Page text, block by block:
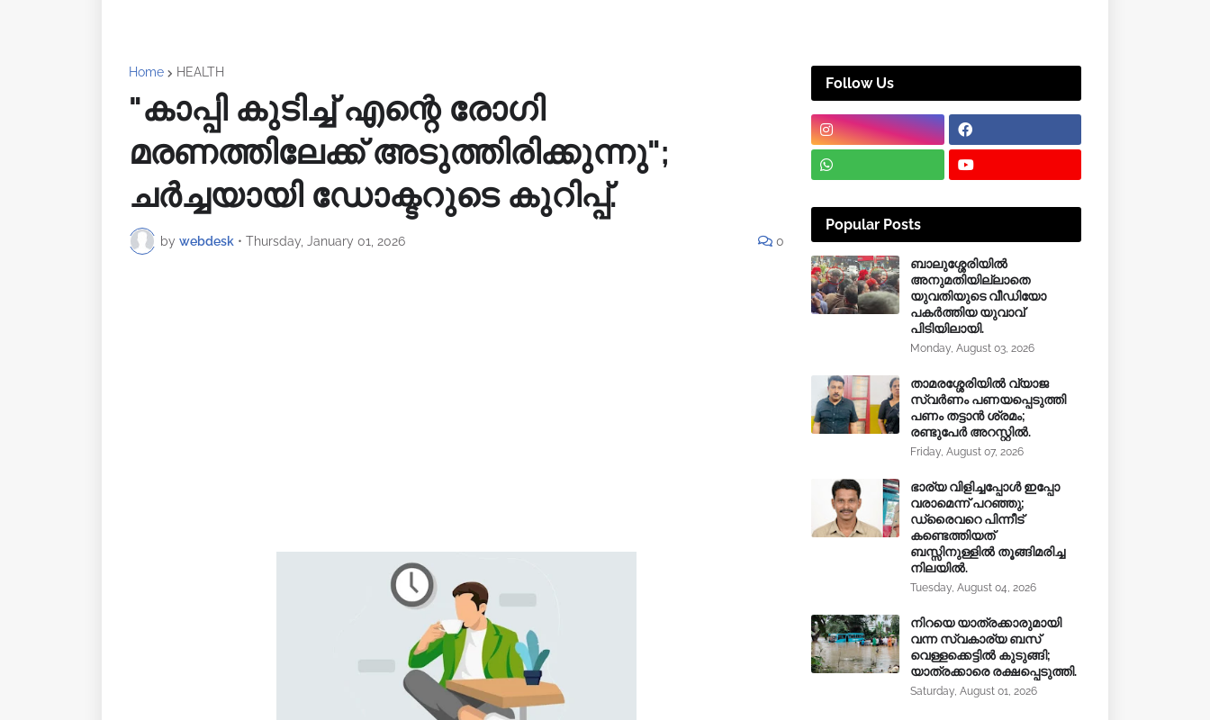
Home HEALTH
"കാപ്പി കുടിച്ച് എന്റെ രോഗി
മരണത്തിലേക്ക് അടുത്തിരിക്കുന്നു";
ചർച്ചയായി ഡോക്ടറുടെ കുറിപ്പ്.
by webdesk • Thursday, January 01, 2026 0
Follow Us
Popular Posts
ബാലുശ്ശേരിയിൽ
അനുമതിയില്ലാതെ
യുവതിയുടെ വീഡിയോ
പകർത്തിയ യുവാവ്
പിടിയിലായി.
Monday, August 03, 2026
താമരശ്ശേരിയിൽ വ്യാജ
സ്വർണം പണയപ്പെടുത്തി
പണം തട്ടാൻ ശ്രമം;
രണ്ടുപേർ അറസ്റ്റിൽ.
Friday, August 07, 2026
ഭാര്യ വിളിച്ചപ്പോള്‍ ഇപ്പോ
വരാമെന്ന് പറഞ്ഞു;
ഡ്രൈവറെ പിന്നീട്
കണ്ടെത്തിയത്
ബസ്സിനുള്ളില്‍ തൂങ്ങിമരിച്ച
നിലയിൽ.
Tuesday, August 04, 2026
നിറയെ യാത്രക്കാരുമായി
വന്ന സ്വകാര്യ ബസ്
വെള്ളക്കെട്ടിൽ കുടുങ്ങി;
യാത്രക്കാരെ രക്ഷപ്പെടുത്തി.
Saturday, August 01, 2026